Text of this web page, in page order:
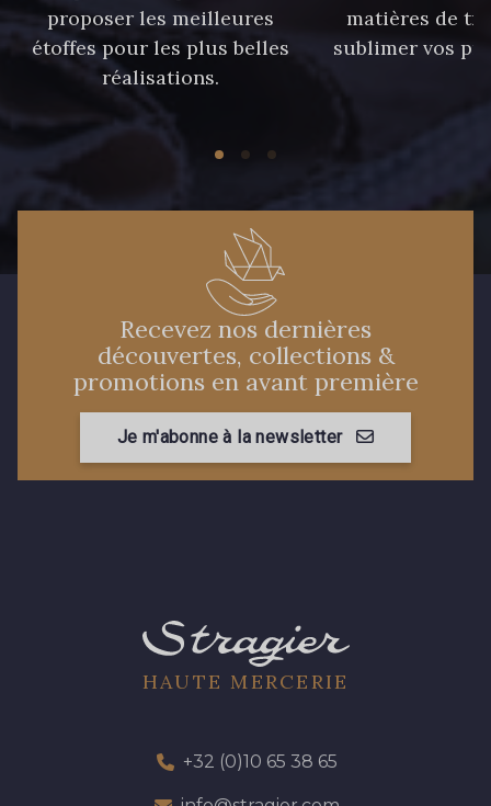
proposer les meilleures
étoffes pour les plus belles
réalisations.
matières de
sublimer vos
Recevez nos dernières
découvertes, collections &
promotions en avant première
Je m'abonne à la newsletter
HAUTE MERCERIE
+32 (0)10 65 38 65